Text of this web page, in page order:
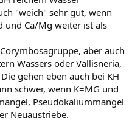
"weich" sehr gut, wenn
und Ca/Mg weiter ist als
aber auch
Wassers oder Vallisneria,
gehen eben auch bei KH
schwer, wenn K=MG und
Pseudokaliummangel
Neuaustriebe.